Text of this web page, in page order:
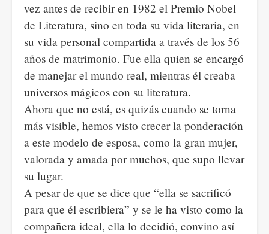
vez antes de recibir en 1982 el Premio Nobel
de Literatura, sino en toda su vida literaria, en
su vida personal compartida a través de los 56
años de matrimonio. Fue ella quien se encargó
de manejar el mundo real, mientras él creaba
universos mágicos con su literatura.
Ahora que no está, es quizás cuando se torna
más visible, hemos visto crecer la ponderación
a este modelo de esposa, como la gran mujer,
valorada y amada por muchos, que supo llevar
su lugar.
A pesar de que se dice que “ella se sacrificó
para que él escribiera” y se le ha visto como la
compañera ideal, ella lo decidió, convino así